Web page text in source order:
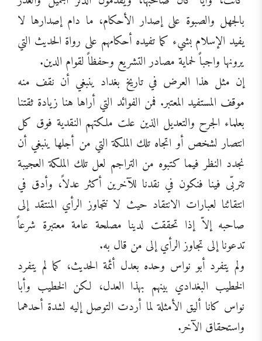
بالجهل والصبوة على إصدار الأحكام، ما دام إصدارها لا
يفيد الإسلام بشيء كما تفيده أحكامهم على رواة الحديث التي
يرونها واجباً لحماية مصادر التشريع وحفظاً لقوام الدين.
إن مثل هذا العرض في تاريخ بغداد ينبغي أن نقف منه
موقف المستفيد المعتبر. فمن الفوائد التي أراها هنا زيادة ثقتنا
بعلماء الجرح والتعديل الذين علت ملكتهم النقدية فوق كل
انتصار لشخص أو اتجاه تلك الملكة التي من أجلها ينبغي أن
نجدد النظر فيما كتبوه من التراجم لعل تلك الملكة العجيبة
تتربّى فينا فنكون في نقدنا للآخرين أكثر عدلاً، وأدق في
انتقائنا لعبارات الانتقاد حيث لا نتجاوز الرأي المنتقد إلى
صاحبه إلاّ إذا تحققت لدينا مصلحة عامة معتبرة شرعاً
تدعونا إلى تجاوز الرأي إلى من قال به.
ولم يتفرد أبو نواس وحده بعدل أئمة الحديث، كما لم يتفرد
الخطيب البغدادي بينهم بهذا العدل، لكن الخطيب وأبا
نواس كانا أليق الأمثلة لما أردت التوصل إليه لشدة أحدهما
واستحقاق الآخر.